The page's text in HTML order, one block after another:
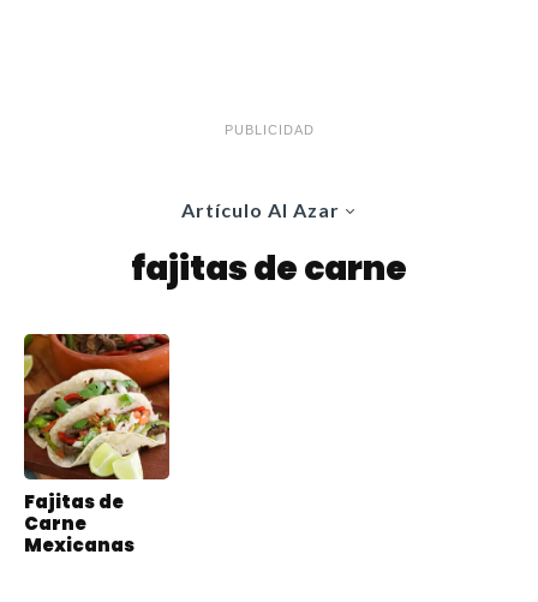
PUBLICIDAD
Artículo Al Azar
fajitas de carne
Fajitas de
Carne
Mexicanas